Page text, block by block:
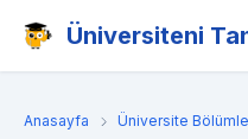
Üniversiteni
Anasayfa Üniversite